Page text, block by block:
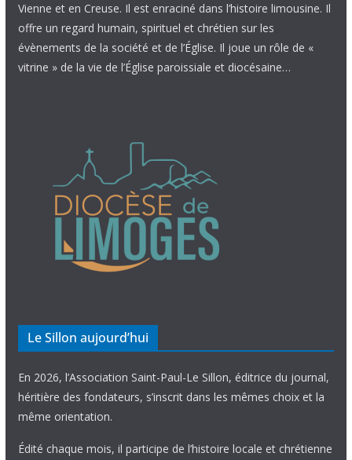
Vienne et en Creuse. Il est enraciné dans l’histoire limousine. Il
offre un regard humain, spirituel et chrétien sur les
évènements de la société et de l’Église. Il joue un rôle de «
vitrine » de la vie de l’Église paroissiale et diocésaine…
Le Sillon aujourd’hui
En 2026, l’Association Saint-Paul-Le Sillon, éditrice du journal,
héritière des fondateurs, s’inscrit dans les mêmes choix et la
même orientation.
Édité chaque mois, il participe de l’histoire locale et chrétienne